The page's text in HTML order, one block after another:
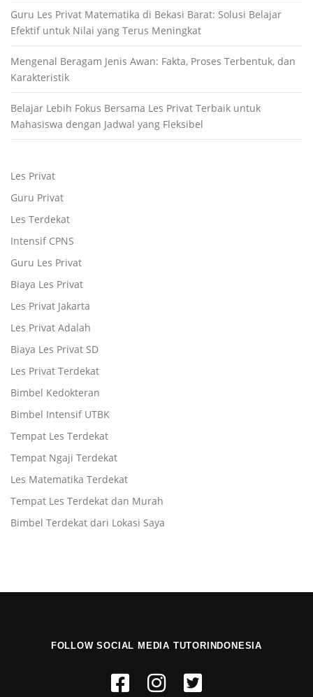
Guru Les Privat Matematika di Bekasi Barat: Solusi Belajar
Efektif untuk Nilai yang Terus Meningkat
Mengenal Beragam Jenis Awan: Fakta, Proses Terbentuk, dan
Karakteristik
Belajar Lebih Fokus Bersama Les Privat Terbaik untuk
Mahasiswa dengan Jadwal yang Fleksibel
Les Privat
Guru Privat
Les Terdekat
Intensif CPNS
Guru Les Privat
Biaya Les Privat
Les Privat Jakarta
Les Privat Adalah
Biaya Les Privat SD
Les Privat Terdekat
Bimbel Kedokteran
Bimbel Intensif UTBK
Tempat Les Terdekat
Tempat Ngaji Terdekat
Les Matematika Terdekat
Tempat Les Terdekat dan Murah
Bimbel Terdekat dari Lokasi Saya
FOLLOW SOCIAL MEDIA TUTORINDONESIA